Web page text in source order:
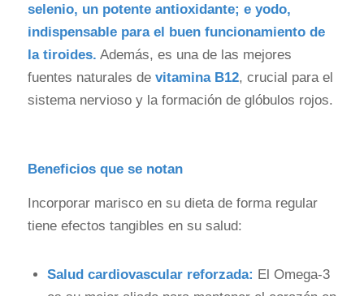
selenio, un potente antioxidante; e yodo,
indispensable para el buen funcionamiento de
la tiroides. Además, es una de las mejores
fuentes naturales de vitamina B12, crucial para el
sistema nervioso y la formación de glóbulos rojos.
Beneficios que se notan
Incorporar marisco en su dieta de forma regular
tiene efectos tangibles en su salud:
Salud cardiovascular reforzada: El Omega-3